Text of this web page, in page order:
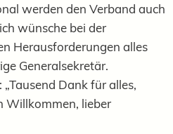
werden den Verband auch
wünsche bei der
Herausforderungen alles
Generalsekretär.
Dank für alles,
Willkommen, lieber